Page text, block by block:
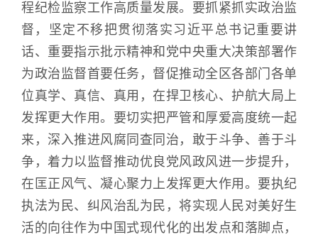
程纪检监察工作高质量发展。要抓紧抓实政治监
督，坚定不移把贯彻落实习近平总书记重要讲
话、重要指示批示精神和党中央重大决策部署作
为政治监督首要任务，督促推动全区各部门各单
位真学、真信、真用，在捍卫核心、护航大局上
发挥更大作用。 要切实把严管和厚爱高度统一起
来， 深入推进风腐同查同治，敢于斗争、善于斗
争，着力以监督推动优良党风政风进一步提升，
在匡正风气、凝心聚力上发挥更大作用。要执纪
执法为民、纠风治乱为民，将实现人民对美好生
活的向往作为中国式现代化的出发点和落脚点，